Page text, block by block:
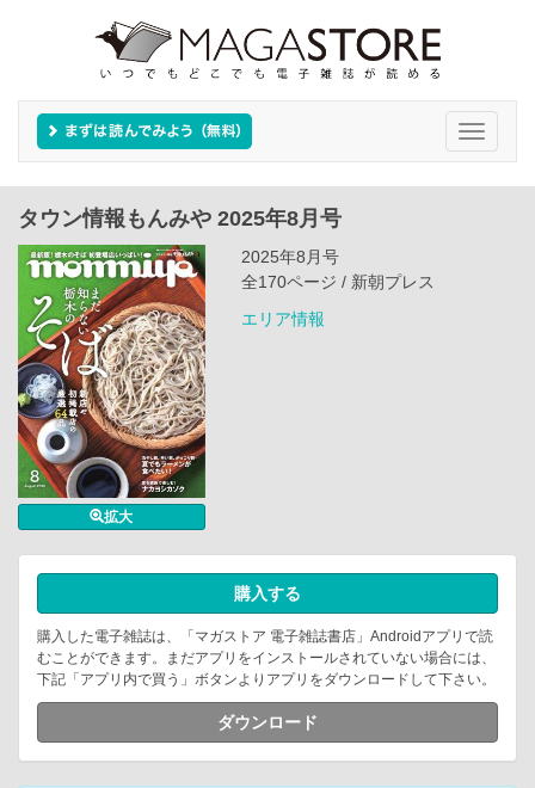
Toggle
タウン情報もんみや 2025年8月号
拡大
2025年8月号
全170ページ / 新朝プレス
エリア情報
購入する
購入した電子雑誌は、「マガストア 電子雑誌書店」Androidアプリで読
むことができます。まだアプリをインストールされていない場合には、
下記「アプリ内で買う」ボタンよりアプリをダウンロードして下さい。
ダウンロード